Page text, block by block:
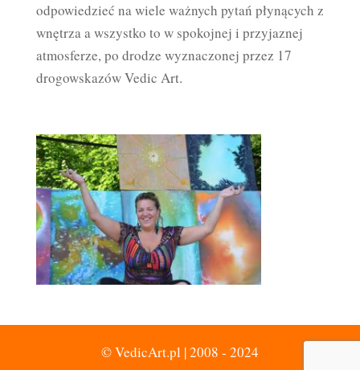
odpowiedzieć na wiele ważnych pytań płynących z
wnętrza a wszystko to w spokojnej i przyjaznej
atmosferze, po drodze wyznaczonej przez 17
drogowskazów Vedic Art.
© VedicArt.pl | 2008 - 2024